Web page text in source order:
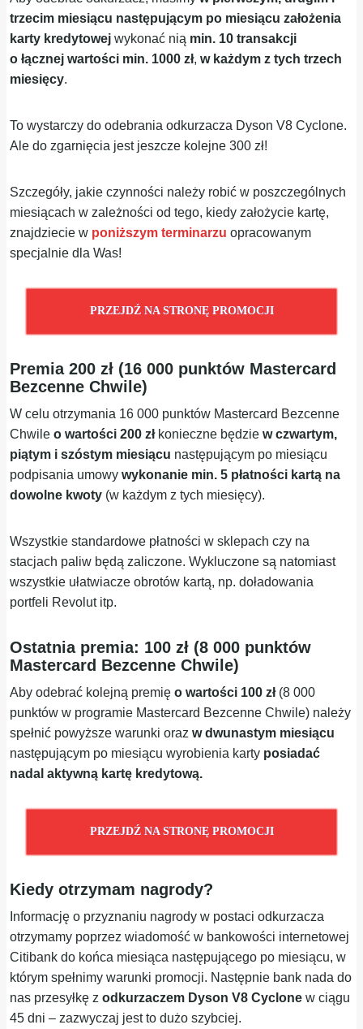
trzecim miesiącu następującym po miesiącu założenia
karty kredytowej wykonać nią min. 10 transakcji
o łącznej wartości min. 1000 zł,w każdym z tych trzech
miesięcy.
To wystarczy do odebrania odkurzacza Dyson V8 Cyclone.
Ale do zgarnięcia jest jeszcze kolejne 300 zł!
Szczegóły, jakie czynności należy robić w poszczególnych
miesiącach w zależności od tego, kiedy założycie kartę,
znajdziecie w poniższym terminarzu opracowanym
specjalnie dla Was!
PRZEJDŹ NA STRONĘ PROMOCJI
Premia 200 zł (16 000 punktów Mastercard
Bezcenne Chwile)
W celu otrzymania 16 000 punktów Mastercard Bezcenne
Chwileo wartości 200 złkonieczne będzie w czwartym,
piątym i szóstym miesiącu następującym po miesiącu
podpisania umowywykonanie min. 5 płatności kartą na
dowolne kwoty (w każdym z tych miesięcy).
Wszystkie standardowe płatności w sklepach czy na
stacjach paliw będą zaliczone. Wykluczone są natomiast
wszystkie ułatwiacze obrotów kartą, np. doładowania
portfeli Revolut itp.
Ostatnia premia: 100 zł (8 000 punktów
Mastercard Bezcenne Chwile)
Aby odebrać kolejną premię o wartości 100 zł(8 000
punktów w programie Mastercard Bezcenne Chwile) należy
spełnić powyższe warunki orazw dwunastym miesiącu
następującym po miesiącu wyrobienia karty posiadać
nadal aktywną kartę kredytową.
PRZEJDŹ NA STRONĘ PROMOCJI
Kiedy otrzymam nagrody?
Informację o przyznaniu nagrody w postaci odkurzacza
otrzymamy poprzez wiadomość w bankowości internetowej
Citibank do końca miesiąca następującego po miesiącu, w
którym spełnimy warunki promocji. Następnie bank nada do
nas przesyłkę zodkurzaczem Dyson V8 Cyclone w ciągu
45 dni – zazwyczaj jest to dużo szybciej.